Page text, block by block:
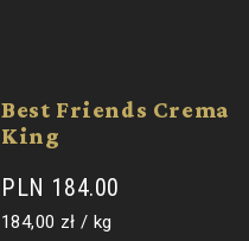
Best Friends Crema
King
PLN 184.00
Grundpreis
184,00 zł / pro
kg